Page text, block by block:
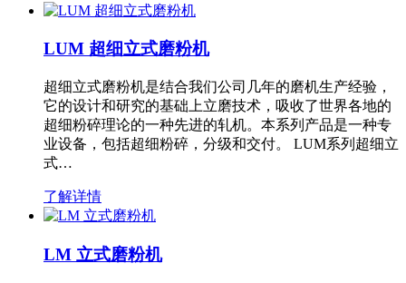
LUM 超细立式磨粉机
超细立式磨粉机是结合我们公司几年的磨机生产经验，
它的设计和研究的基础上立磨技术，吸收了世界各地的
超细粉碎理论的一种先进的轧机。本系列产品是一种专
业设备，包括超细粉碎，分级和交付。 LUM系列超细立
式…
了解详情
LM 立式磨粉机